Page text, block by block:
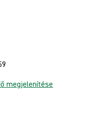
megjelenítése